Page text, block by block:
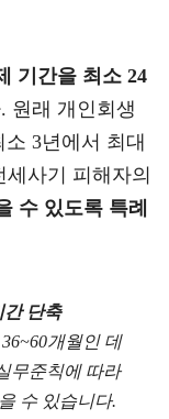
기간을 최소 24
원래 개인회생
3년에서 최대
사기 피해자의
수 있도록 특례
간 단축
개월인 데
무준칙에 따라
수 있습니다.